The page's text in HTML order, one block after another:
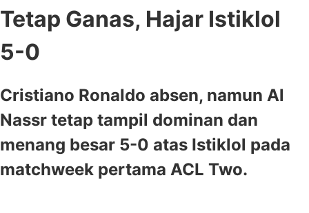
Tetap Ganas, Hajar Istiklol
5-0
Cristiano Ronaldo absen, namun Al
Nassr tetap tampil dominan dan
menang besar 5-0 atas Istiklol pada
matchweek pertama ACL Two.